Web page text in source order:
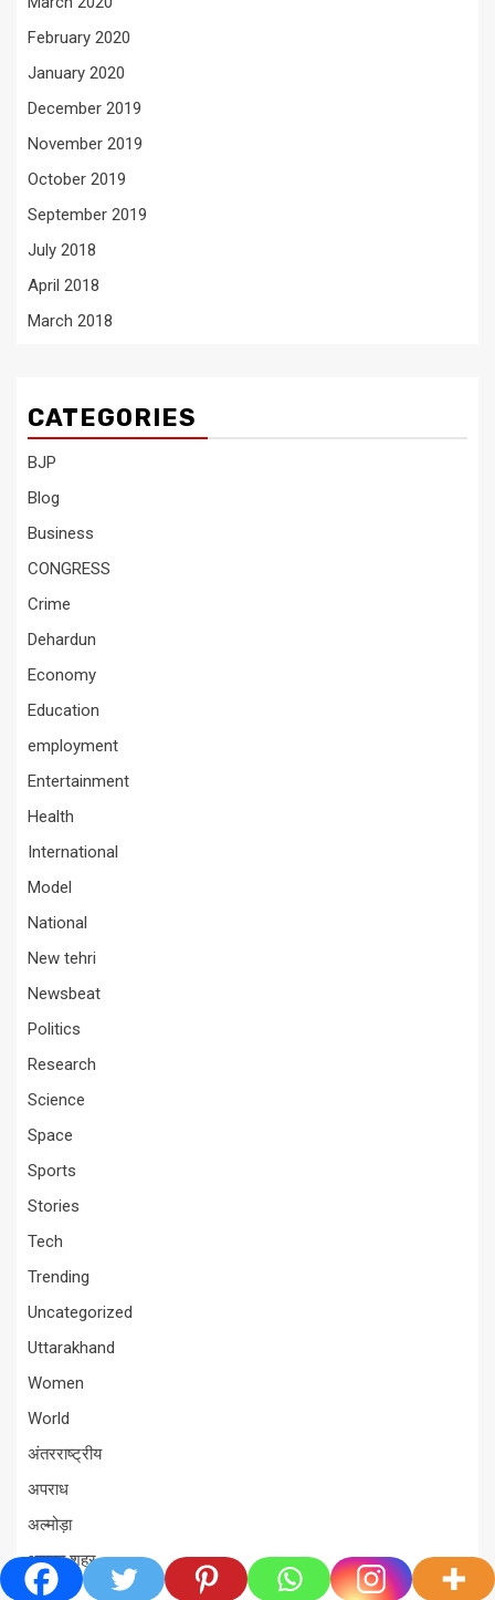
February 2020
January 2020
December 2019
November 2019
October 2019
September 2019
July 2018
April 2018
March 2018
CATEGORIES
BJP
Blog
Business
CONGRESS
Crime
Dehardun
Economy
Education
employment
Entertainment
Health
International
Model
National
New tehri
Newsbeat
Politics
Research
Science
Space
Sports
Stories
Tech
Trending
Uncategorized
Uttarakhand
Women
World
अंतरराष्ट्रीय
अपराध
अल्मोड़ा
आपका शहर
आपदा